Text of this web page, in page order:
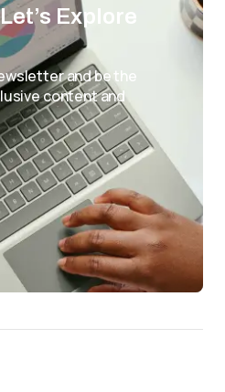
Explore
and be the
content and